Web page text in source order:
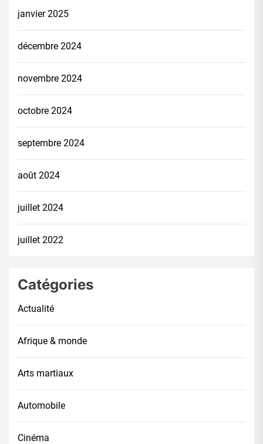
janvier 2025
décembre 2024
novembre 2024
octobre 2024
septembre 2024
août 2024
juillet 2024
juillet 2022
Catégories
Actualité
Afrique & monde
Arts martiaux
Automobile
Cinéma